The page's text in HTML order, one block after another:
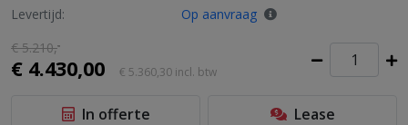
Levertijd:
Op aanvraag
€ 5.210,-
€ 4.430,00 € 5.360,30 incl. btw
In offerte Lease